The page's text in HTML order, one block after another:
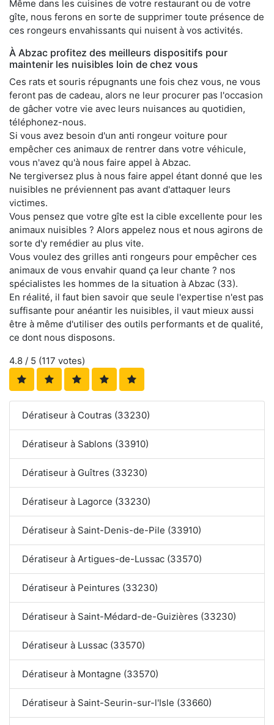
Même dans les cuisines de votre restaurant ou de votre
gîte, nous ferons en sorte de supprimer toute présence de
ces rongeurs envahissants qui nuisent à vos activités.
À Abzac profitez des meilleurs dispositifs pour
maintenir les nuisibles loin de chez vous
Ces rats et souris répugnants une fois chez vous, ne vous
feront pas de cadeau, alors ne leur procurer pas l'occasion
de gâcher votre vie avec leurs nuisances au quotidien,
téléphonez-nous.
Si vous avez besoin d'un anti rongeur voiture pour
empêcher ces animaux de rentrer dans votre véhicule,
vous n'avez qu'à nous faire appel à Abzac.
Ne tergiversez plus à nous faire appel étant donné que les
nuisibles ne préviennent pas avant d'attaquer leurs
victimes.
Vous pensez que votre gîte est la cible excellente pour les
animaux nuisibles ? Alors appelez nous et nous agirons de
sorte d'y remédier au plus vite.
Vous voulez des grilles anti rongeurs pour empêcher ces
animaux de vous envahir quand ça leur chante ? nos
spécialistes les hommes de la situation à Abzac (33).
En réalité, il faut bien savoir que seule l'expertise n'est pas
suffisante pour anéantir les nuisibles, il vaut mieux aussi
être à même d'utiliser des outils performants et de qualité,
ce dont nous disposons.
4.8 / 5 (117 votes)
Dératiseur à Coutras (33230)
Dératiseur à Sablons (33910)
Dératiseur à Guîtres (33230)
Dératiseur à Lagorce (33230)
Dératiseur à Saint-Denis-de-Pile (33910)
Dératiseur à Artigues-de-Lussac (33570)
Dératiseur à Peintures (33230)
Dératiseur à Saint-Médard-de-Guizières (33230)
Dératiseur à Lussac (33570)
Dératiseur à Montagne (33570)
Dératiseur à Saint-Seurin-sur-l'Isle (33660)